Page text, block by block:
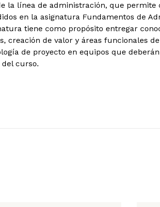
la línea de administración, que permite
en la asignatura Fundamentos de
tiene como propósito entregar
creación de valor y áreas funcionales
de proyecto en equipos que
curso.